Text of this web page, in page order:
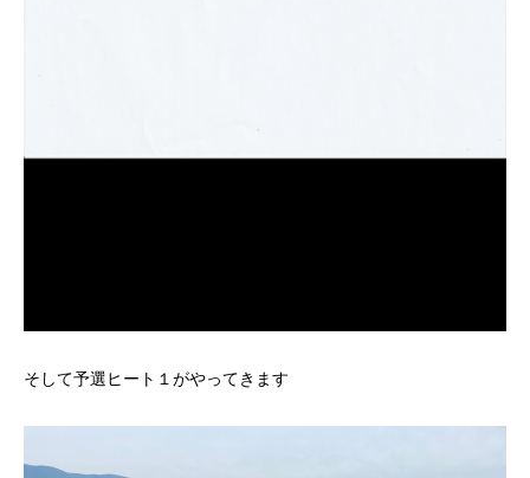
そして予選ヒート１がやってきます